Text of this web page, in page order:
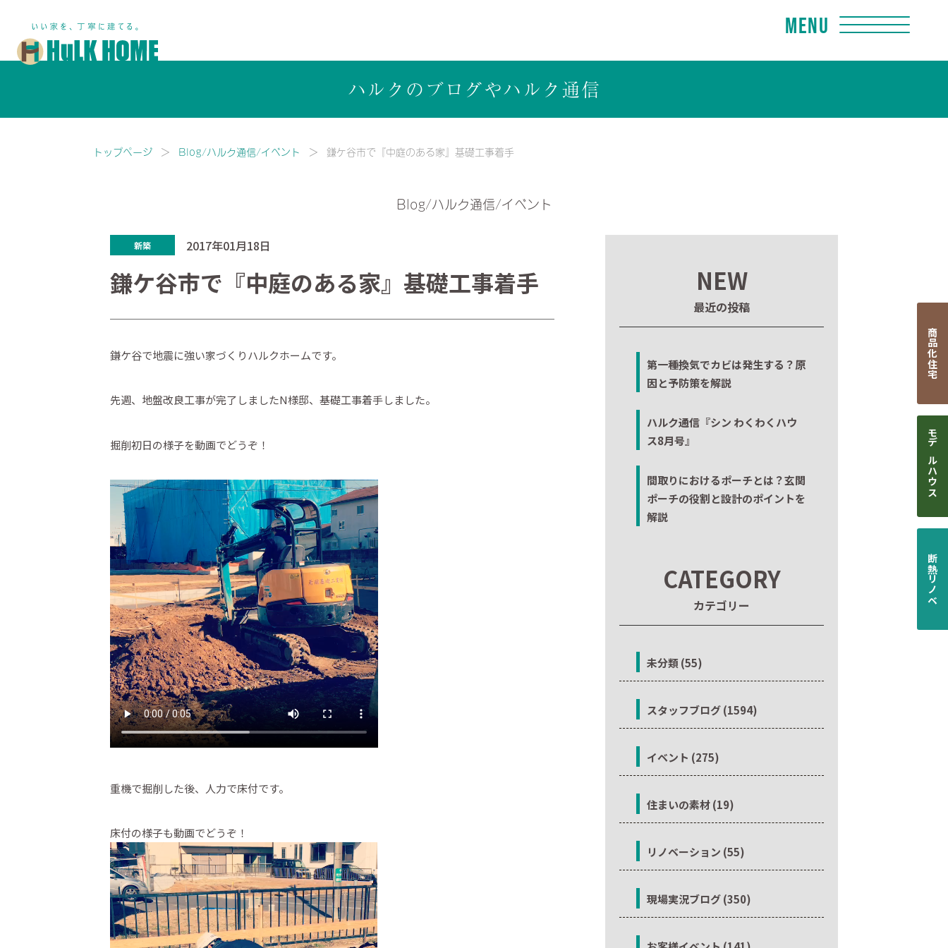
Menu
ハルクのブログやハルク通信
トップページ Blog/ハルク通信/イベント 鎌ケ谷市で『中庭のある家』基礎工事着手
Blog/ハルク通信/イベント
新築 2017年01月18日
鎌ケ谷市で『中庭のある家』基礎工事着手
鎌ケ谷で地震に強い家づくりハルクホームです。
先週、地盤改良工事が完了しましたN様邸、基礎工事着手しました。
掘削初日の様子を動画でどうぞ！
重機で掘削した後、人力で床付です。
床付の様子も動画でどうぞ！
NEW
最近の投稿
第一種換気でカビは発生する？原
因と予防策を解説
ハルク通信『シン わくわくハウ
ス8月号』
間取りにおけるポーチとは？玄関
ポーチの役割と設計のポイントを
解説
CATEGORY
カテゴリー
未分類 (55)
スタッフブログ (1594)
イベント (275)
住まいの素材 (19)
リノベーション (55)
現場実況ブログ (350)
商品化住宅
モデルハウス
断熱リノベ